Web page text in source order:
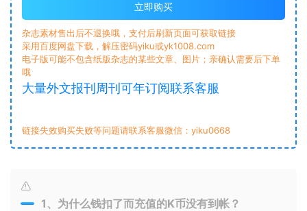
立即购买
杂志素材售出后不退换哦，支付后刷新页面可获取链接
采用百度网盘下载，解压密码yiku或yk1008.com
电子版可能不包含纸版杂志的某些文章、图片；亲确认需要后下单
哦
大量外文报刊周刊可年订阅联系客服
链接失效购买失败等问题请联系客服微信：yiku0668
1、为什么钱扣了而充值的K币没有到帐？